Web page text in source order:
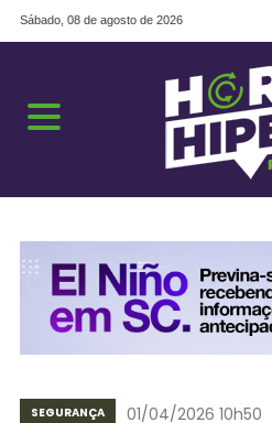
Sábado, 08 de agosto de 2026
SEGURANÇA 01/04/2026 10h50